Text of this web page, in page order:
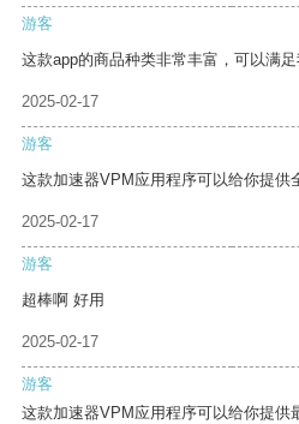
游客
这款app的商品种类非常丰富，可以满足
2025-02-17
游客
这款加速器VPM应用程序可以给你提供
2025-02-17
游客
超棒啊 好用
2025-02-17
游客
这款加速器VPM应用程序可以给你提供